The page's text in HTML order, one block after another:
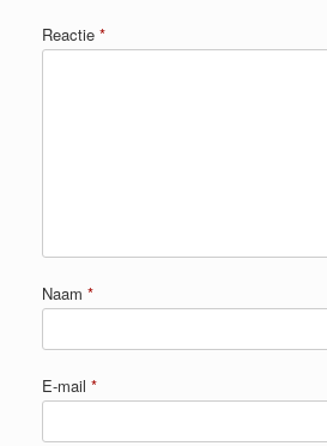
Reactie *
Naam *
E-mail *